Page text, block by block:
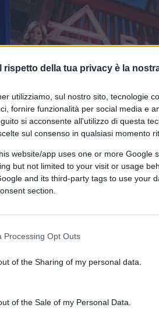
Il rispetto della tua privacy è la
utilizziamo, sul nostro sito, tecnologie
fornire funzionalità per social media e
si acconsente all'utilizzo di questa
sul consenso in qualsiasi momento
website/app uses one or more Google
but not limited to your visit or usage
and its third-party tags to use your
section.
Processing Opt Outs
of the Sharing of my personal data.
of the Sale of my Personal Data.
Google CLICCA